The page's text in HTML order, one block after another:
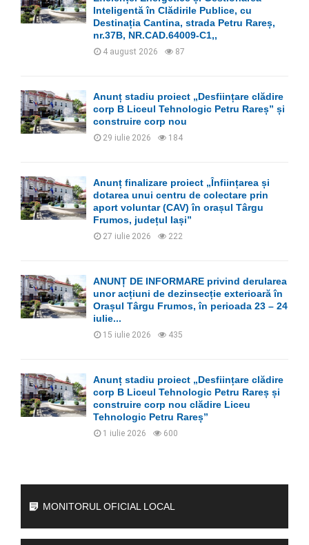
:
C
Inteligentă în Clădirile Publice, cu
Destinația Cantina, strada Petru Rareș,
nr.37B, NR.CAD.64009-C1,,
4 august 2026 87
Anunț stadiu proiect „Desființare clădire
corp B Liceul Tehnologic Petru Rareș” și
construire corp nou
29 iulie 2026 184
Anunț finalizare proiect „Înființarea și
dotarea unui centru de colectare prin
aport voluntar (CAV) în orașul Târgu
Frumos, județul Iași”
27 iulie 2026 222
ANUNȚ DE INFORMARE privind derularea
unor acțiuni de dezinsecție exterioară în
Orașul Târgu Frumos, în perioada 23 – 24
iulie...
15 iulie 2026 435
Anunț stadiu proiect „Desființare clădire
corp B Liceul Tehnologic Petru Rareș și
construire corp nou clădire Liceu
Tehnologic Petru Rareș”
1 iulie 2026 600
MONITORUL OFICIAL LOCAL